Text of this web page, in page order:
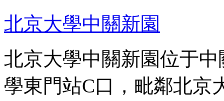
北京大學中關新園
北京大學中關新園位于
學東門站C口，毗鄰北京